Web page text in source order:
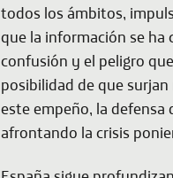
todos los ámbitos,
que la información se ha
confusión y el peligro
posibilidad de que
este empeño, la defensa
afrontando la crisis